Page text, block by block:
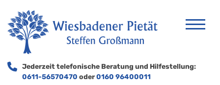
Jederzeit telefonische Beratung und Hilfestellung:
0611-56570470 oder0160 96400011